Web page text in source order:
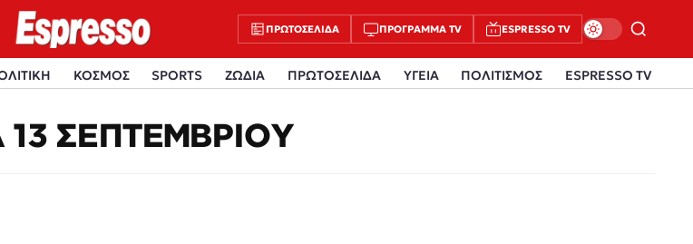
ΠΡΩΤΟΣΈΛΙΔΑ ΠΡΌΓΡΑΜΜΑ TV ESPRESSO TV
ΚΟΣΜΟΣ SPORTS ΖΩΔΙΑ ΠΡΩΤΟΣΕΛΙΔΑ ΥΓΕΙΑ ΠΟΛΙΤΙΣΜΟΣ ESPRESSO TV
ΣΕΠΤΕΜΒΡΙΟΥ